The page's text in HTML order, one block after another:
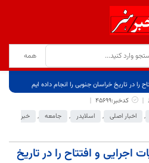
کدخبر:45699
, اخبار اصلی , اسلایدر , جامعه ,
خبر
اجرایی و افتتاح را در تاریخ